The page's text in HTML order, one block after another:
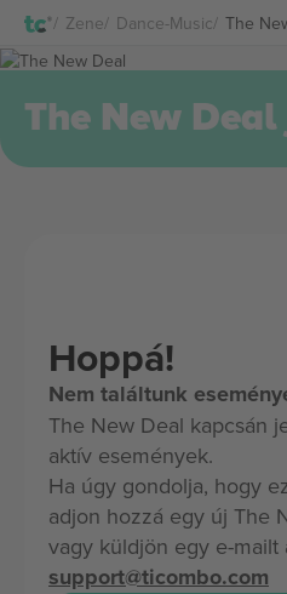
Zene Dance-Music The
The New
Hoppá!
Nem találtunk
The New Deal kapcsán
aktív események.
Ha úgy gondolja, hogy
adjon hozzá egy új The
vagy küldjön egy e-
support@ticombo.com